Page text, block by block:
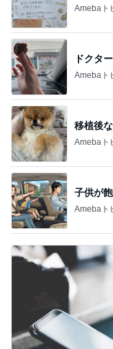
Amebaト
ドクタ
Amebaト
移植後
Amebaト
子供が
Amebaト